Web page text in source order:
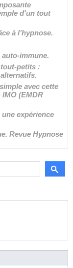
d'un tout
à l’hypnose.
immune.
petits :
avec cette
(EMDR
expérience
Revue Hypnose